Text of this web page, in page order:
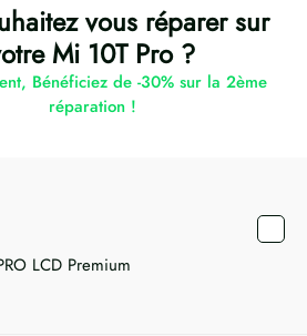
vous réparer sur
Mi 10T Pro ?
Bénéficiez de -30% sur la 2ème
réparation !
LCD Premium